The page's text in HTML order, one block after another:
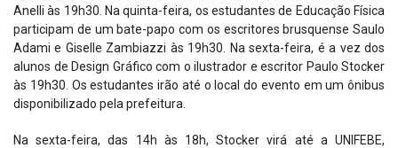
Anelli às 19h30. Na quinta-feira, os estudantes de Educação Física
participam de um bate-papo com os escritores brusquense Saulo
Adami e Giselle Zambiazzi às 19h30. Na sexta-feira, é a vez dos
alunos de Design Gráfico com o ilustrador e escritor Paulo Stocker
às 19h30. Os estudantes irão até o local do evento em um ônibus
disponibilizado pela prefeitura.
Na sexta-feira, das 14h às 18h, Stocker virá até a UNIFEBE,